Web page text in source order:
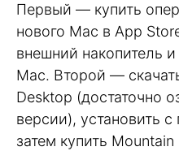
Первый — купить
нового Mac в App
внешний накопитель
Mac. Второй —
Desktop (достаточно
версии), установить
затем купить